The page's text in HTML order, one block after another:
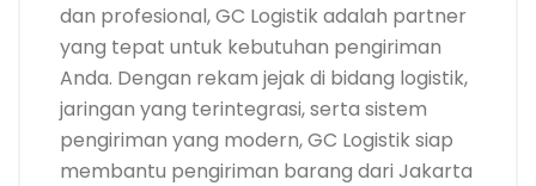
dan profesional, GC Logistik adalah partner
yang tepat untuk kebutuhan pengiriman
Anda. Dengan rekam jejak di bidang logistik,
jaringan yang terintegrasi, serta sistem
pengiriman yang modern, GC Logistik siap
membantu pengiriman barang dari Jakarta